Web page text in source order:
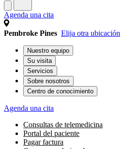
Agenda una cita
Pembroke Pines Elija otra ubicación
Nuestro equipo
Su visita
Servicios
Sobre nosotros
Centro de conocimiento
Agenda una cita
Consultas de telemedicina
Portal del paciente
Pagar factura